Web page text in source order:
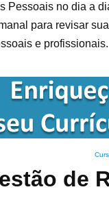
Pessoais no dia a
para revisar
e profissionais.
de